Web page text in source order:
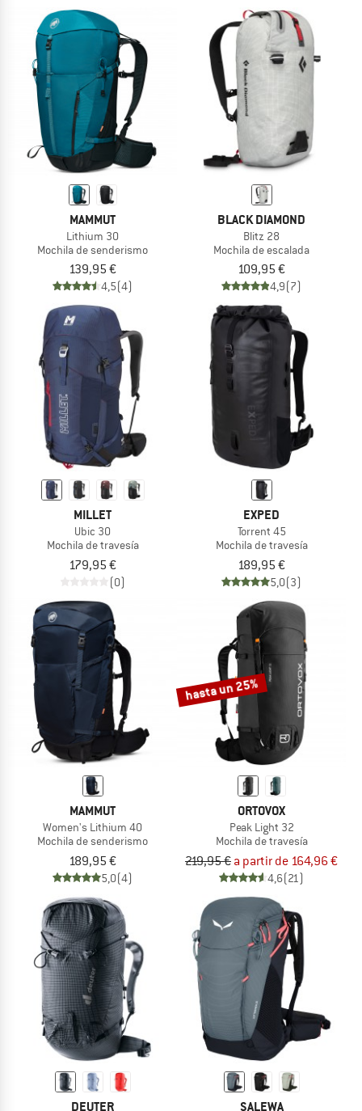
MAMMUT
Lithium 30
Mochila de senderismo
139,95 €
4,5(4)
BLACK DIAMOND
Blitz 28
Mochila de escalada
109,95 €
4,9(7)
MILLET
Ubic 30
Mochila de travesía
179,95 €
(0)
EXPED
Torrent 45
Mochila de travesía
189,95 €
5,0(3)
MAMMUT
Women's Lithium 40
Mochila de senderismo
189,95 €
5,0(4)
hasta un 25%
ORTOVOX
Peak Light 32
Mochila de travesía
219,95 € a partir de 164,96 €
4,6(21)
DEUTER SALEWA